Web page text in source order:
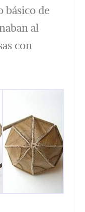
de
al
con